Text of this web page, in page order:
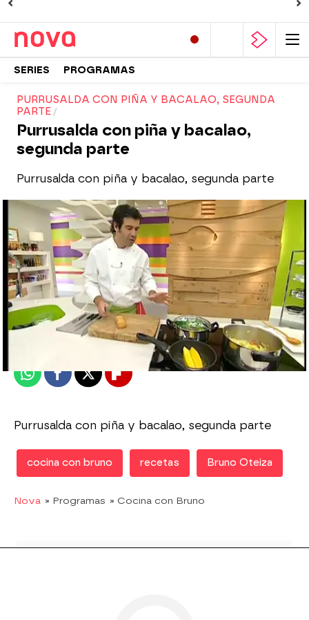
SERIES PROGRAMAS
PURRUSALDA CON PIÑA Y BACALAO, SEGUNDA
PARTE
Purrusalda con piña y bacalao,
segunda parte
Purrusalda con piña y bacalao, segunda parte
Nova
12 de marzo de 2012, 13:47
WhatsappFacebook
X Flipboard
Purrusalda con piña y bacalao, segunda parte
cocina con bruno recetas Bruno Oteiza
Nova » Programas » Cocina con Bruno